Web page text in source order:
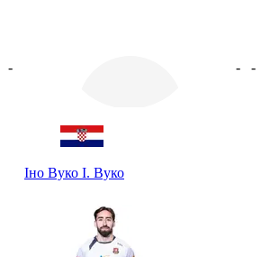
-
Іно Вуко І. Вуко
- -